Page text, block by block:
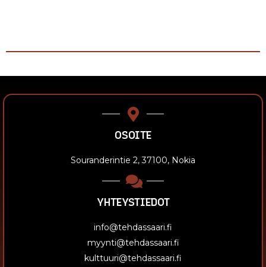
OSOITE
Souranderintie 2, 37100, Nokia
YHTEYSTIEDOT
info@tehdassaari.fi
myynti@tehdassaari.fi
kulttuuri@tehdassaari.fi